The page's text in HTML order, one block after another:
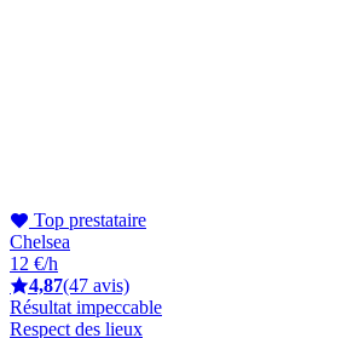
Top prestataire
Chelsea
12 €/h
4,87(47 avis)
Résultat impeccable
Respect des lieux